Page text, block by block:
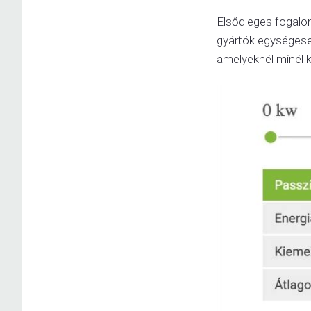
Elsődleges
gyártók
amelyeknél minél